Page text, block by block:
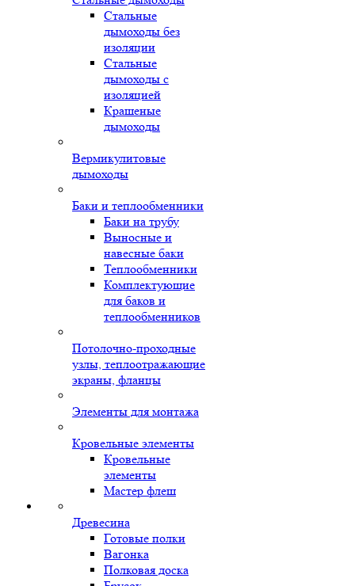
Стальные
дымоходы без
изоляции
Стальные
дымоходы с
изоляцией
Крашеные
дымоходы
Вермикулитовые
дымоходы
Баки и теплообменники
Баки на трубу
Выносные и
навесные баки
Теплообменники
Комплектующие
для баков и
теплообменников
Потолочно-проходные
узлы, теплоотражающие
экраны, фланцы
Элементы для монтажа
Кровельные элементы
Кровельные
элементы
Мастер флеш
Древесина
Готовые полки
Вагонка
Полковая доска